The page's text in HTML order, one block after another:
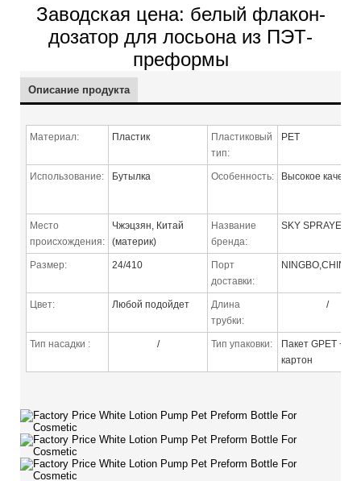
Заводская цена: белый флакон-
дозатор для лосьона из ПЭТ-
преформы
Описание продукта
Материал: Пластик
Пластиковый
тип:
PET
Использование: Бутылка Особенность: Высокое
Место
происхождения:
Чжэцзян, Китай
(материк)
Название
бренда:
SKY SPRAYE
Размер: 24/410
Порт
доставки:
NINGBO,CHINA
Цвет: Любой подойдет
Длина
трубки:
/
Тип насадки : / Тип упаковки:
Пакет GPET +
картон